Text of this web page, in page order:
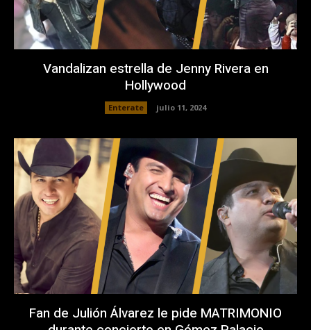
Vandalizan estrella de Jenny Rivera en
Hollywood
Enterate julio 11, 2024
Fan de Julión Álvarez le pide MATRIMONIO